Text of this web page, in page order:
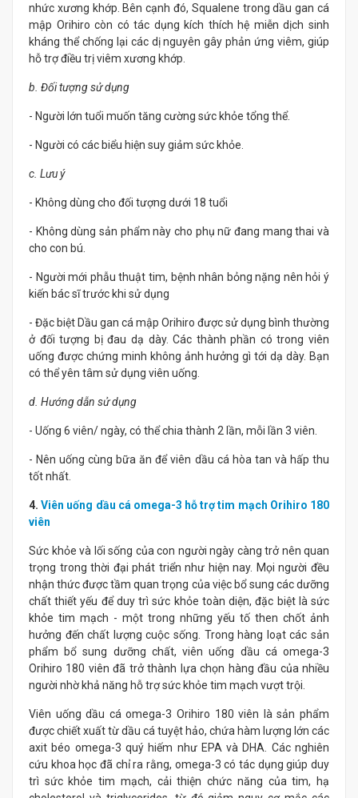
nhức xương khớp. Bên cạnh đó, Squalene trong dầu gan cá
mập Orihiro còn có tác dụng kích thích hệ miễn dịch sinh
kháng thể chống lại các dị nguyên gây phản ứng viêm, giúp
hỗ trợ điều trị viêm xương khớp.
b. Đối tượng sử dụng
- Người lớn tuổi muốn tăng cường sức khỏe tổng thể.
- Người có các biểu hiện suy giảm sức khỏe.
c. Lưu ý
- Không dùng cho đối tượng dưới 18 tuổi
- Không dùng sản phẩm này cho phụ nữ đang mang thai và
cho con bú.
- Người mới phẫu thuật tim, bệnh nhân bỏng nặng nên hỏi ý
kiến bác sĩ trước khi sử dụng
- Đặc biệt Dầu gan cá mập Orihiro được sử dụng bình thường
ở đối tượng bị đau dạ dày. Các thành phần có trong viên
uống được chứng minh không ảnh hưởng gì tới dạ dày. Bạn
có thể yên tâm sử dụng viên uống.
d. Hướng dẫn sử dụng
- Uống 6 viên/ ngày, có thể chia thành 2 lần, mỗi lần 3 viên.
- Nên uống cùng bữa ăn để viên dầu cá hòa tan và hấp thu
tốt nhất.
4.Viên uống dầu cá omega-3 hỗ trợ tim mạch Orihiro 180
viên
Sức khỏe và lối sống của con người ngày càng trở nên quan
trọng trong thời đại phát triển như hiện nay. Mọi người đều
nhận thức được tầm quan trọng của việc bổ sung các dưỡng
chất thiết yếu để duy trì sức khỏe toàn diện, đặc biệt là sức
khỏe tim mạch - một trong những yếu tố then chốt ảnh
hưởng đến chất lượng cuộc sống. Trong hàng loạt các sản
phẩm bổ sung dưỡng chất, viên uống dầu cá omega-3
Orihiro 180 viên đã trở thành lựa chọn hàng đầu của nhiều
người nhờ khả năng hỗ trợ sức khỏe tim mạch vượt trội.
Viên uống dầu cá omega-3 Orihiro 180 viên là sản phẩm
được chiết xuất từ dầu cá tuyệt hảo, chứa hàm lượng lớn các
axit béo omega-3 quý hiếm như EPA và DHA. Các nghiên
cứu khoa học đã chỉ ra rằng, omega-3 có tác dụng giúp duy
trì sức khỏe tim mạch, cải thiện chức năng của tim, hạ